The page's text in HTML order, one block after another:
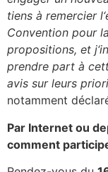
tiens à remercier l‘
Convention pour
propositions, et j‘
prendre part à
avis sur leurs
notamment
Par Internet ou
comment